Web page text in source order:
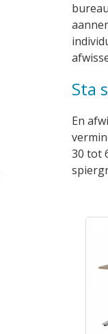
Sta
En
30 tot